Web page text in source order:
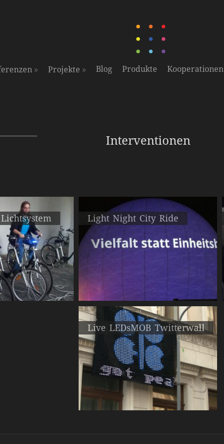
» Projekte » Blog Produkte Kooperationen
Interventionen
Light Night City Ride
Live LEDsMOB Twitterwall